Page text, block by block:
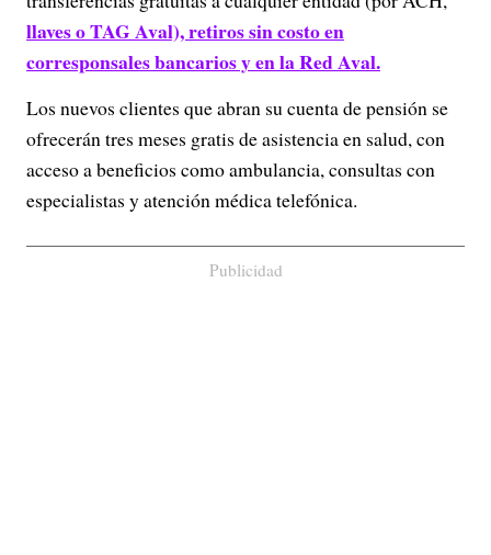
llaves o TAG Aval), retiros sin costo en
corresponsales bancarios y en la Red Aval.
Los nuevos clientes que abran su cuenta de pensión se
ofrecerán tres meses gratis de asistencia en salud, con
acceso a beneficios como ambulancia, consultas con
especialistas y atención médica telefónica.
Publicidad